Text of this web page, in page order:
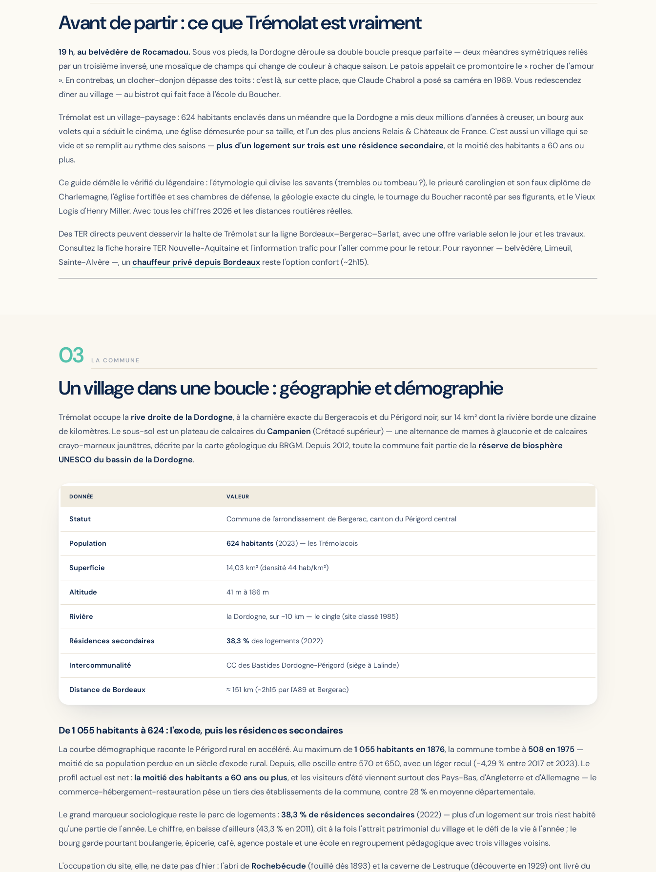
Avant de partir : ce que Trémolat est vraiment
19 h, au belvédère de Rocamadou. Sous vos pieds, la Dordogne déroule sa double boucle presque parfaite — deux méandres symétriques reliés
par un troisième inversé, une mosaïque de champs qui change de couleur à chaque saison. Le patois appelait ce promontoire le « rocher de l'amour
». En contrebas, un clocher-donjon dépasse des toits : c'est là, sur cette place, que Claude Chabrol a posé sa caméra en 1969. Vous redescendez
dîner au village — au bistrot qui fait face à l'école du Boucher.
Trémolat est un village-paysage : 624 habitants enclavés dans un méandre que la Dordogne a mis deux millions d'années à creuser, un bourg aux
volets qui a séduit le cinéma, une église démesurée pour sa taille, et l'un des plus anciens Relais & Châteaux de France. C'est aussi un village qui se
vide et se remplit au rythme des saisons — plus d'un logement sur trois est une résidence secondaire, et la moitié des habitants a 60 ans ou
plus.
Ce guide démêle le vérifié du légendaire : l'étymologie qui divise les savants (trembles ou tombeau ?), le prieuré carolingien et son faux diplôme de
Charlemagne, l'église fortifiée et ses chambres de défense, la géologie exacte du cingle, le tournage du Boucher raconté par ses figurants, et le Vieux
Logis d'Henry Miller. Avec tous les chiffres 2026 et les distances routières réelles.
Des TER directs peuvent desservir la halte de Trémolat sur la ligne Bordeaux–Bergerac–Sarlat, avec une offre variable selon le jour et les travaux.
Consultez la fiche horaire TER Nouvelle-Aquitaine et l'information trafic pour l'aller comme pour le retour. Pour rayonner — belvédère, Limeuil,
Sainte-Alvère —, unchauffeur privé depuis Bordeaux reste l'option confort (~2h15).
LA COMMUNE
Un village dans une boucle : géographie et démographie
Trémolat occupe la rive droite de la Dordogne, à la charnière exacte du Bergeracois et du Périgord noir, sur 14 km² dont la rivière borde une dizaine
de kilomètres. Le sous-sol est un plateau de calcaires duCampanien (Crétacé supérieur) — une alternance de marnes à glauconie et de calcaires
crayo-marneux jaunâtres, décrite par la carte géologique du BRGM. Depuis 2012, toute la commune fait partie de la réserve de biosphère
UNESCO du bassin de la Dordogne.
DONNÉE VALEUR
Statut Commune de l'arrondissement de Bergerac, canton du Périgord central
Population 624 habitants (2023) — les Trémolacois
Superficie 14,03 km² (densité 44 hab/km²)
Altitude 41 m à 186 m
Rivière la Dordogne, sur ~10 km — le cingle (site classé 1985)
Résidences secondaires 38,3 % des logements (2022)
Intercommunalité CC des Bastides Dordogne-Périgord (siège à Lalinde)
Distance de Bordeaux ≈ 151 km (~2h15 par l'A89 et Bergerac)
De 1 055 habitants à 624 : l'exode, puis les résidences secondaires
La courbe démographique raconte le Périgord rural en accéléré. Au maximum de1 055 habitants en 1876, la commune tombe à 508 en 1975 —
moitié de sa population perdue en un siècle d'exode rural. Depuis, elle oscille entre 570 et 650, avec un léger recul (-4,29 % entre 2017 et 2023). Le
profil actuel est net : la moitié des habitants a 60 ans ou plus, et les visiteurs d'été viennent surtout des Pays-Bas, d'Angleterre et d'Allemagne — le
commerce-hébergement-restauration pèse un tiers des établissements de la commune, contre 28 % en moyenne départementale.
Le grand marqueur sociologique reste le parc de logements : 38,3 % de résidences secondaires (2022) — plus d'un logement sur trois n'est habité
qu'une partie de l'année. Le chiffre, en baisse d'ailleurs (43,3 % en 2011), dit à la fois l'attrait patrimonial du village et le défi de la vie à l'année ; le
bourg garde pourtant boulangerie, épicerie, café, agence postale et une école en regroupement pédagogique avec trois villages voisins.
L'occupation du site, elle, ne date pas d'hier : l'abri de Rochebécude (fouillé dès 1893) et la caverne de Lestruque (découverte en 1929) ont livré du